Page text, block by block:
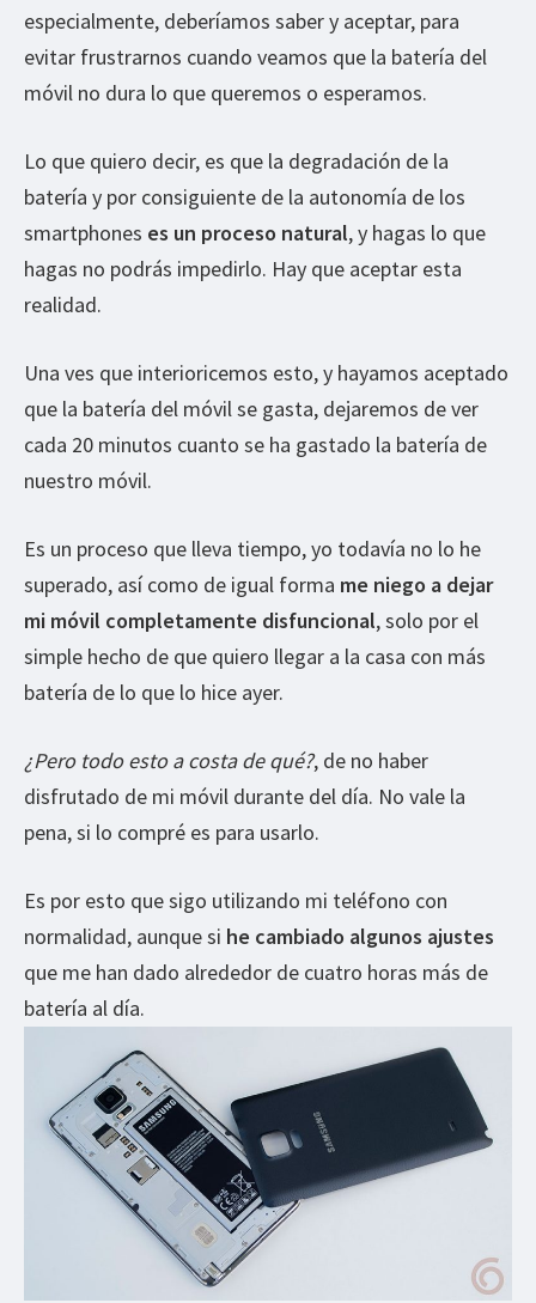
especialmente, deberíamos saber y aceptar, para
evitar frustrarnos cuando veamos que la batería del
móvil no dura lo que queremos o esperamos.
Lo que quiero decir, es que la degradación de la
batería y por consiguiente de la autonomía de los
smartphones es un proceso natural, y hagas lo que
hagas no podrás impedirlo. Hay que aceptar esta
realidad.
Una ves que interioricemos esto, y hayamos aceptado
que la batería del móvil se gasta, dejaremos de ver
cada 20 minutos cuanto se ha gastado la batería de
nuestro móvil.
Es un proceso que lleva tiempo, yo todavía no lo he
superado, así como de igual forma me niego a dejar
mi móvil completamente disfuncional, solo por el
simple hecho de que quiero llegar a la casa con más
batería de lo que lo hice ayer.
¿Pero todo esto a costa de qué?, de no haber
disfrutado de mi móvil durante del día. No vale la
pena, si lo compré es para usarlo.
Es por esto que sigo utilizando mi teléfono con
normalidad, aunque si he cambiado algunos ajustes
que me han dado alrededor de cuatro horas más de
batería al día.